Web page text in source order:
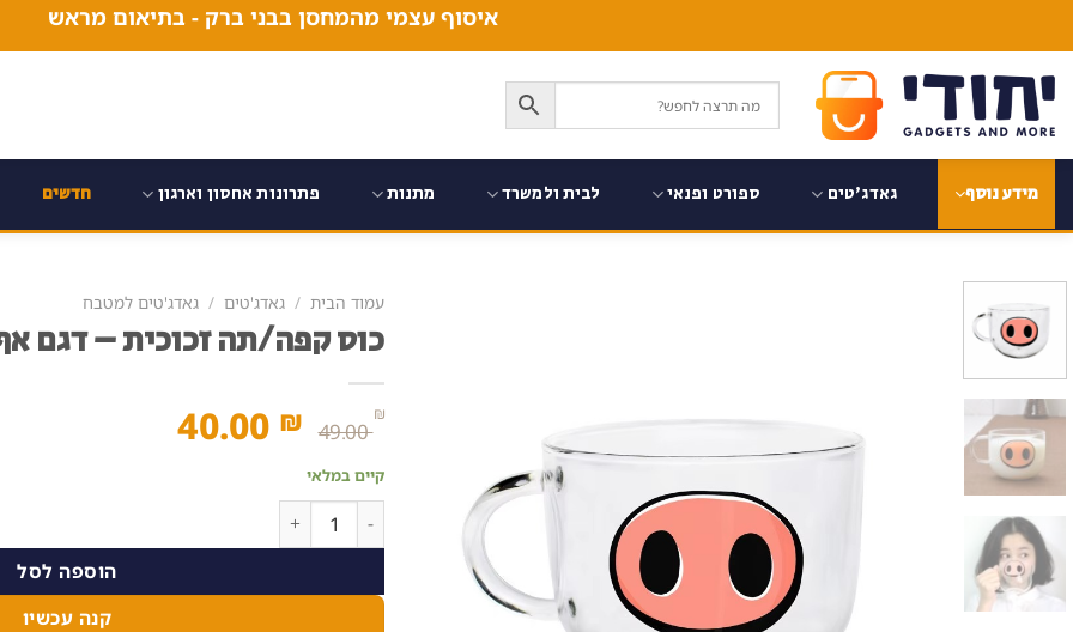
content
איסוף עצמי מהמחסן בבני ברק - בתיאום מראש
מידע נוסף גאדג'טים ספורט ופנאי לבית ולמשרד מתנות פתרונות אחסון וארגון חדשים
עמוד הבית / גאדג'טים / גאדג'טים למטבח
כוס קפה/תה זכוכית – דגם אף
49.00
₪
המחיר
היה:
49.00 ₪.
40.00 ₪
המחיר
40.00 ₪.
קיים במלאי
כמות של כוס קפה/תה זכוכית - דגם אף חזירון - 500 מ"ל
הוספה לסל
קנה עכשיו